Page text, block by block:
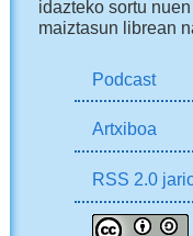
idazteko sortu
maiztasun librean
Podcast
Artxiboa
RSS 2.0